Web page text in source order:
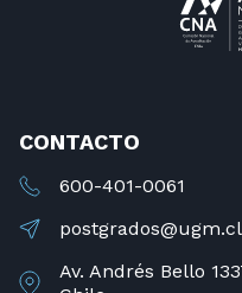
CONTACTO
600-401-0061
postgrados@ugm.cl
Av. Andrés Bello